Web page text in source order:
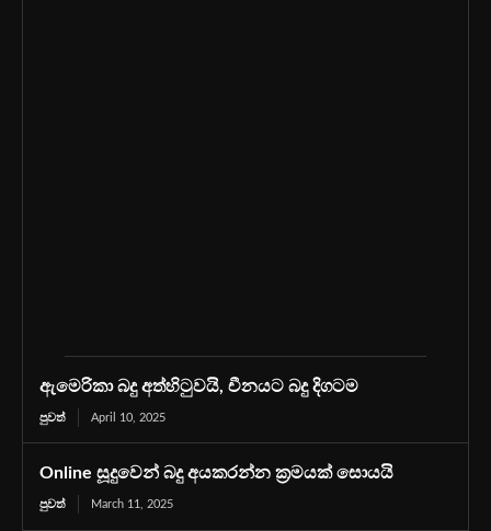
ඇමෙරිකා බදු අත්හිටුවයි, චීනයට බදු දිගටම
පුවත් April 10, 2025
Online සූදුවෙන් බදු අයකරන්න ක්‍රමයක් සොයයි
පුවත් March 11, 2025